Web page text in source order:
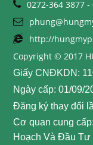
0272-364 3877
http://
Copyright © 2017
Giấy CNĐKDN:
Ngày cấp: 01/09/
Đăng ký thay đổi
Cơ quan cung
Hoạch Và Đầu Tư